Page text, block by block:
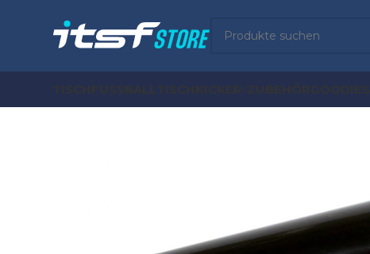
TISCHFUSSBALL TISCHKICKER-ZUBEHÖRGOODIES